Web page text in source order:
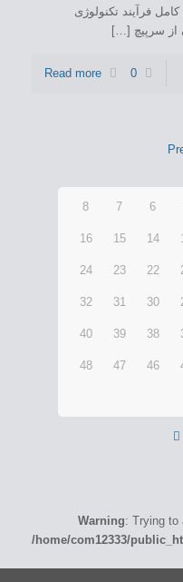
فرآیند تکنولوژی
0
Read more
6
7
8
14
15
16
22
23
24
30
31
32
38
39
40
46
47
48
Warning: Trying to
/home/com12333/